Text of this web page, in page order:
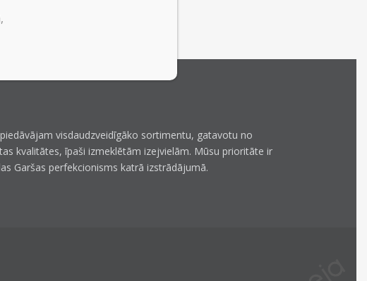
visdaudzveidīgāko sortimentu, gatavotu no
kvalitātes, īpaši izmeklētām izejvielām. Mūsu prioritāte ir
Garšas perfekcionisms katrā izstrādājumā.